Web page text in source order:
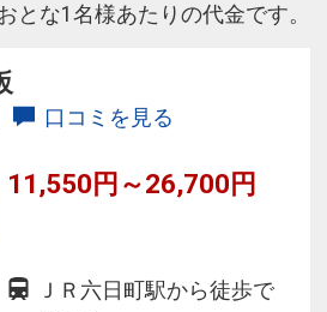
とな1名様あたりの代金です。
口コミを見る
11,550円～26,700円
ＪＲ六日町駅から徒歩で